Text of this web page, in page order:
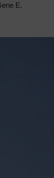
E.